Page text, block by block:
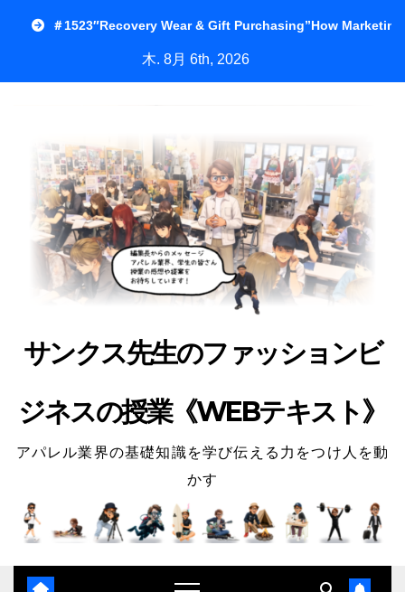
＃1523″Recovery Wear & Gift Purchasing”How
木. 8月 6th, 2026
サンクス先生のファッションビ
ジネスの授業《WEBテキスト》
アパレル業界の基礎知識を学び伝える力をつけ人を動
かす